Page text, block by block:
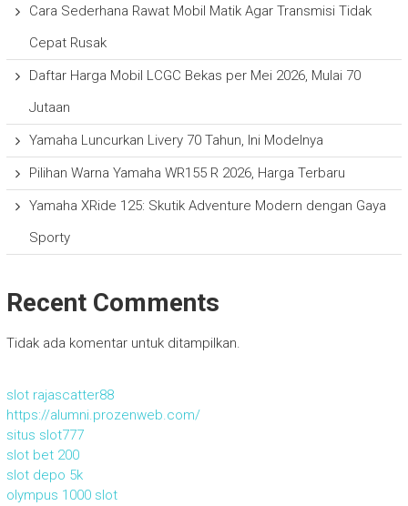
Cara Sederhana Rawat Mobil Matik Agar Transmisi Tidak
Cepat Rusak
Daftar Harga Mobil LCGC Bekas per Mei 2026, Mulai 70
Jutaan
Yamaha Luncurkan Livery 70 Tahun, Ini Modelnya
Pilihan Warna Yamaha WR155 R 2026, Harga Terbaru
Yamaha XRide 125: Skutik Adventure Modern dengan Gaya
Sporty
Recent Comments
Tidak ada komentar untuk ditampilkan.
slot rajascatter88
https://alumni.prozenweb.com/
situs slot777
slot bet 200
slot depo 5k
olympus 1000 slot